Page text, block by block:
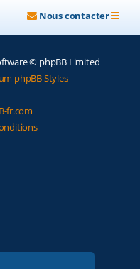
Nous contacter
© phpBB Limited
phpBB Styles
fr.com